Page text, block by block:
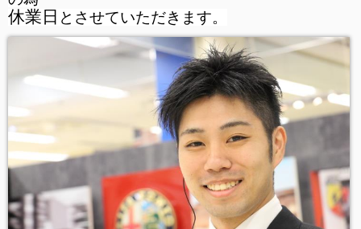
休業日 とさせていただきます。